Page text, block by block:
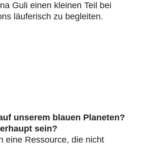
Guli einen kleinen Teil bei
läuferisch zu begleiten.
unserem blauen Planeten?
sein?
eine Ressource, die nicht